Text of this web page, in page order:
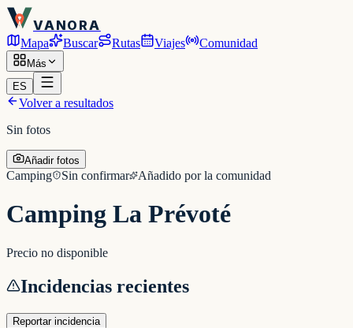
VANORA
Mapa Buscar Rutas Viajes Comunidad
Más
ES
Volver a resultados
Sin fotos
Añadir fotos
Camping Sin confirmar Añadido por la comunidad
Camping La Prévoté
Precio no disponible
Incidencias recientes
Reportar incidencia